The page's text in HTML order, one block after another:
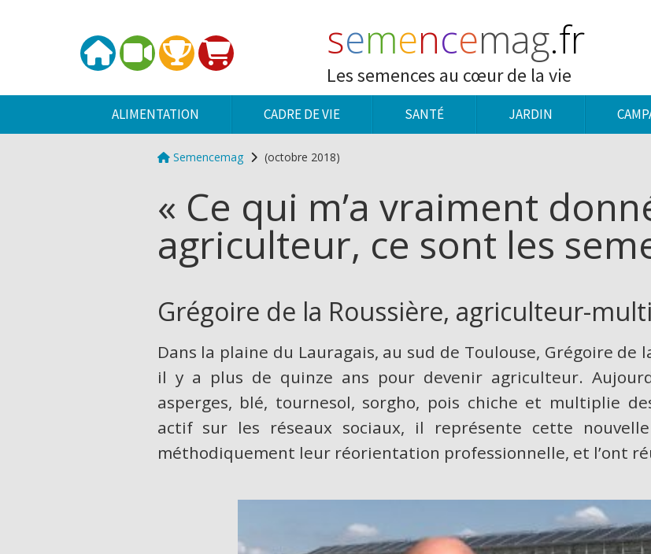
Semencemag (octobre 2018)
« Ce qui m’a vraiment
agriculteur, ce sont les
Grégoire de la Roussière, agriculteur-
Dans la plaine du Lauragais, au sud de Toulouse, Grégoire de
il y a plus de quinze ans pour devenir agriculteur.
asperges, blé, tournesol, sorgho, pois chiche et multiplie
actif sur les réseaux sociaux, il représente cette
méthodiquement leur réorientation professionnelle, et l’ont
semencemag.fr
Les semences au cœur de la vie
ALIMENTATION CADRE DE VIE SANTÉ JARDIN